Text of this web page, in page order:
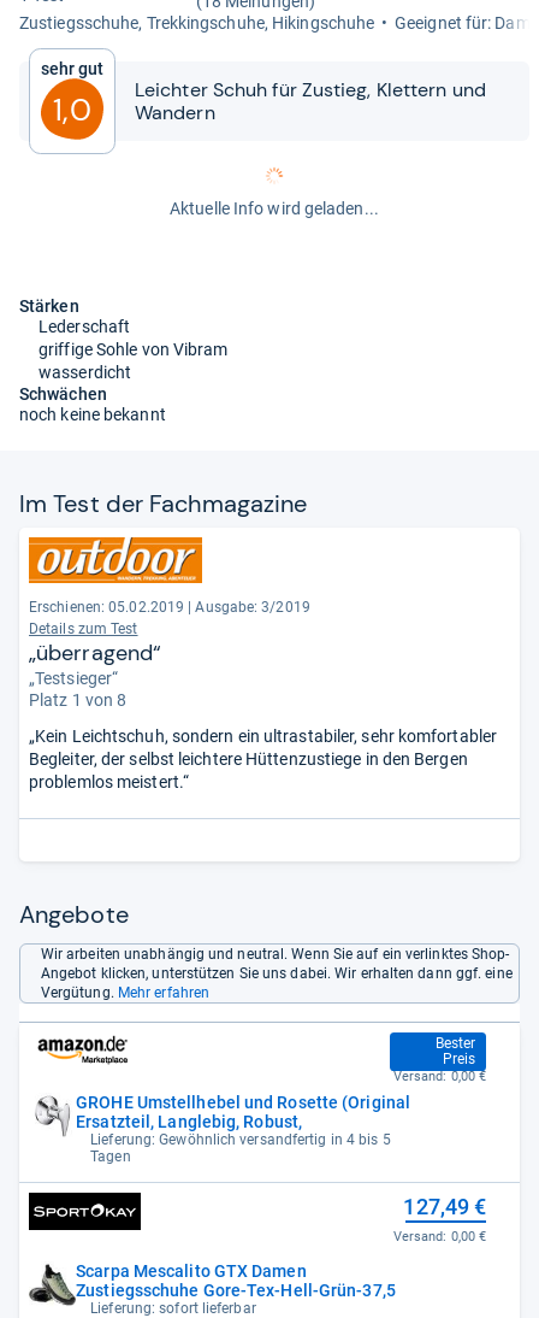
Zustiegs­schuhe, Trek­kingschuhe, Hikingschuhe
Geeig­net für:
Sehr gut
1,0
Leich­ter Schuh für Zustieg, Klet­tern und
Wan­dern
Aktuelle Info wird geladen...
Stärken
Lederschaft
griffige Sohle von Vibram
wasserdicht
Schwächen
noch keine bekannt
Im Test der Fach­ma­ga­zine
Erschienen: 05.02.2019
Ausgabe: 3/2019
Details zum Test
„überragend“
„Testsieger“
Platz 1 von 8
„Kein Leichtschuh, sondern ein ultrastabiler, sehr komfortabler
Begleiter, der selbst leichtere Hüttenzustiege in den Bergen
problemlos meistert.“
Angebote
Wir arbeiten unabhängig und neutral. Wenn Sie auf ein verlinktes Shop-
Angebot klicken, unterstützen Sie uns dabei. Wir erhalten dann ggf. eine
Vergütung. Mehr erfahren
GROHE Umstellhebel und Rosette (Original
Ersatzteil, Langlebig, Robust,
Lieferung: Gewöhnlich versandfertig in 4 bis 5
Tagen
Bester
Preis
102,21 €
Versand: 0,00 €
Scarpa Mescalito GTX Damen
Zustiegsschuhe Gore-Tex-Hell-Grün-37,5
Lieferung: sofort lieferbar
127,49 €
Versand: 0,00 €